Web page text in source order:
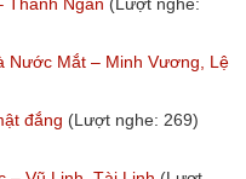
Nước Mắt – Minh Vương, Lệ
đắng (Lượt nghe: 269)